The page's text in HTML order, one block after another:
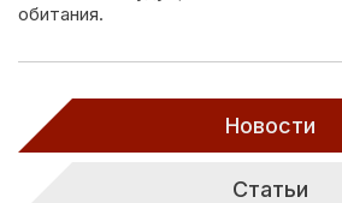
обитания.
Новости
Статьи